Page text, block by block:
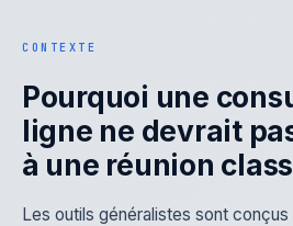
CONTEXTE
Pourquoi une
ligne ne devrait
à une réunion
Les outils généralistes sont conçus